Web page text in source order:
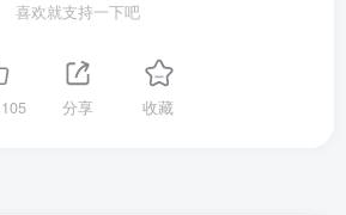
喜欢就支持一下吧
105 分享 收藏